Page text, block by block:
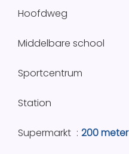
Hoofdweg
Middelbare school
Sportcentrum
Station
Supermarkt 200 meter